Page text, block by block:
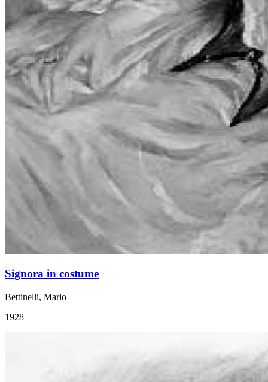
Signora in costume
Bettinelli, Mario
1928